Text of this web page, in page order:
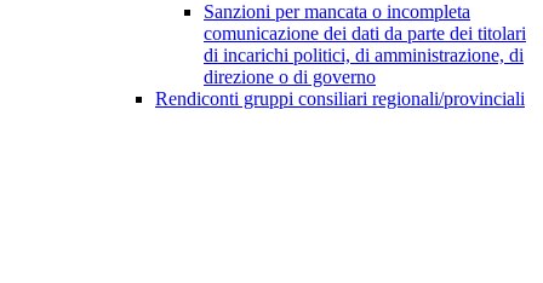
Sanzioni per mancata o incompleta
comunicazione dei dati da parte dei titolari
di incarichi politici, di amministrazione, di
direzione o di governo
Rendiconti gruppi consiliari regionali/provinciali